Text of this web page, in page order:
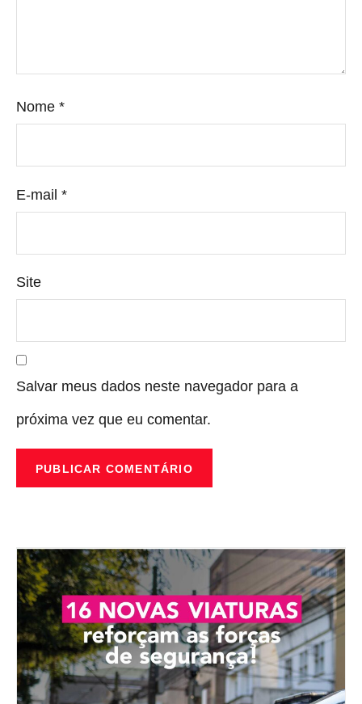
Nome *
E-mail *
Site
Salvar meus dados neste navegador para a
próxima vez que eu comentar.